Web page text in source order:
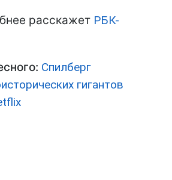
расскажет РБК-
Спилберг
гигантов